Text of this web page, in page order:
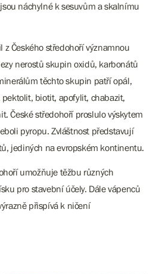
náchylné k sesuvům a skalnímu
z Českého středohoří významnou
nerostů skupin oxidů, karbonátů
těchto skupin patří opál,
biotit, apofylit, chabazit,
České středohoří proslulo výskytem
pyropu. Zvláštnost představují
jediných na evropském kontinentu.
umožňuje těžbu různých
pro stavební účely. Dále vápenců
přispívá k ničení